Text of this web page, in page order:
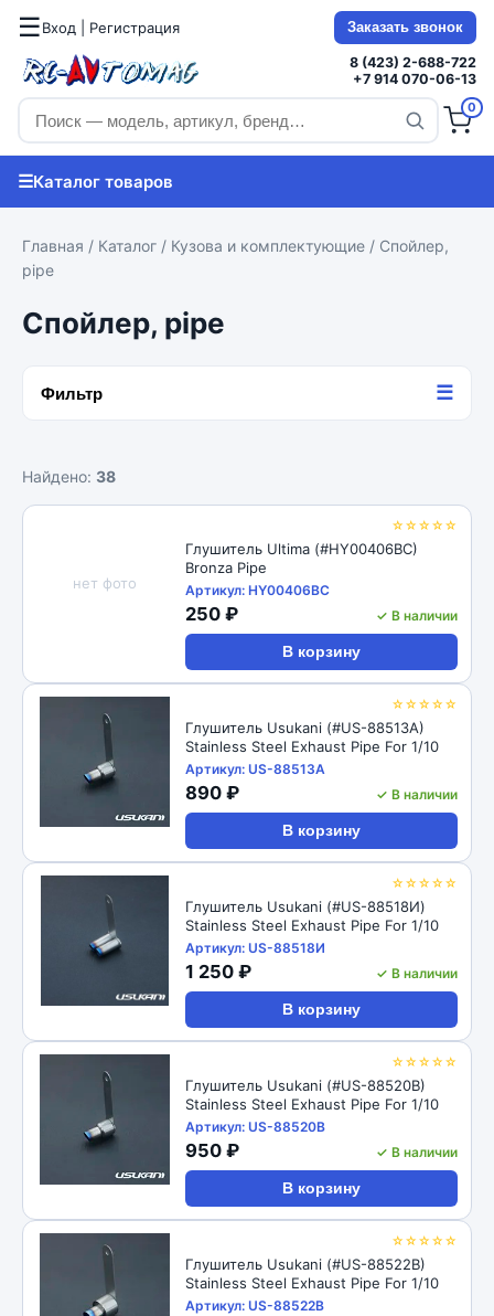
☰Вход | Регистрация Заказать звонок
8 (423) 2-688-722
+7 914 070-06-13
0
☰Каталог товаров
Главная / Каталог / Кузова и комплектующие / Спойлер,
pipe
Спойлер, pipe
Фильтр ☰
Найдено: 38
☆☆☆☆☆
нет фото
Глушитель Ultima (#HY00406BC)
Bronza Pipe
Артикул: HY00406BC
250 ₽ ✓ В наличии
В корзину
☆☆☆☆☆
Глушитель Usukani (#US-88513A)
Stainless Steel Exhaust Pipe For 1/10
Артикул: US-88513A
890 ₽ ✓ В наличии
В корзину
☆☆☆☆☆
Глушитель Usukani (#US-88518И)
Stainless Steel Exhaust Pipe For 1/10
Артикул: US-88518И
1 250 ₽ ✓ В наличии
В корзину
☆☆☆☆☆
Глушитель Usukani (#US-88520B)
Stainless Steel Exhaust Pipe For 1/10
Артикул: US-88520B
950 ₽ ✓ В наличии
В корзину
☆☆☆☆☆
Глушитель Usukani (#US-88522B)
Stainless Steel Exhaust Pipe For 1/10
Артикул: US-88522B